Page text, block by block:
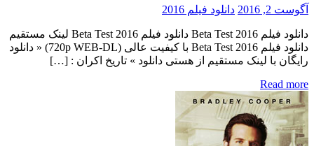
آگوست 2, 2016 دانلود فیلم 2016
دانلود فیلم Beta Test 2016 دانلود فیلم Beta Test 2016 لینک مستقیم
دانلود فیلم Beta Test 2016 با کیفیت عالی (720p WEB-DL) « دانلود
رایگان با لینک مستقیم از هستی دانلود » تاریخ اکران : […]
Read more